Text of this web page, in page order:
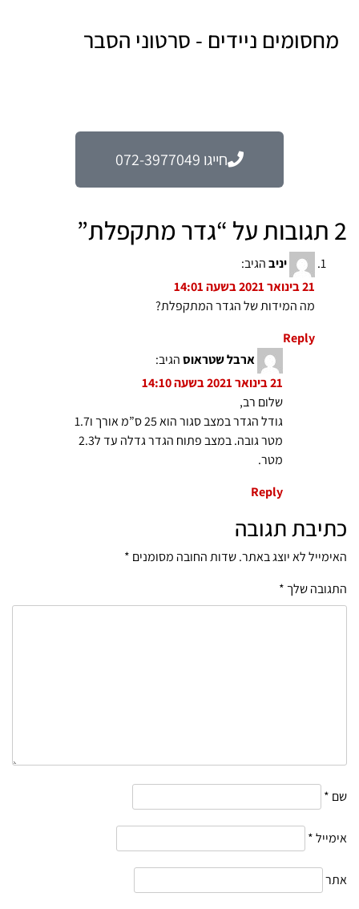
מחסומים ניידים - סרטוני הסבר
חייגו 072-3977049
2 תגובות על “ גדר מתקפלת”
יניבהגיב:
21 בינואר 2021 בשעה 14:01
מה המידות של הגדר המתקפלת?
Reply
ארבל שטראוסהגיב:
21 בינואר 2021 בשעה 14:10
שלום רב,
גודל הגדר במצב סגור הוא 25 ס”מ אורך ו1.7
מטר גובה. במצב פתוח הגדר גדלה עד ל2.3
מטר.
Reply
כתיבת תגובה
האימייל לא יוצג באתר.שדות החובה מסומנים *
התגובה שלך*
שם *
אימייל*
אתר